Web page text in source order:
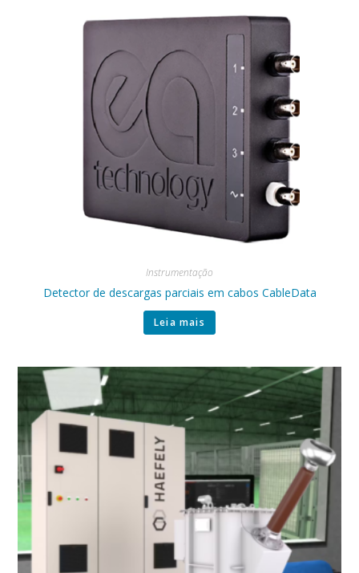
Instrumentação
Detector de descargas parciais em cabos CableData
Leia mais